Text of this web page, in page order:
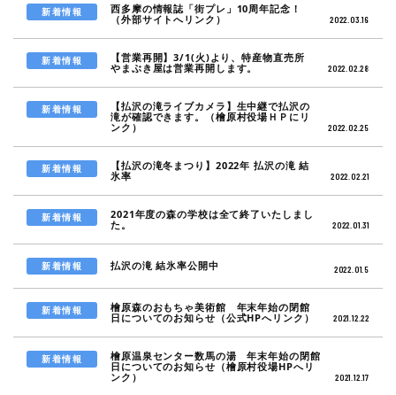
新着情報
西多摩の情報誌「街プレ」10周年記念！
（外部サイトへリンク）
2022.03.16
新着情報
【営業再開】3/1(火)より、特産物直売所
やまぶき屋は営業再開します。
2022.02.28
新着情報
【払沢の滝ライブカメラ】生中継で払沢の
滝が確認できます。（檜原村役場ＨＰにリ
ンク）
2022.02.25
新着情報
【払沢の滝冬まつり】2022年 払沢の滝 結
氷率
2022.02.21
新着情報
2021年度の森の学校は全て終了いたしまし
た。
2022.01.31
新着情報 払沢の滝 結氷率公開中 2022.01.5
新着情報
檜原森のおもちゃ美術館 年末年始の閉館
日についてのお知らせ（公式HPへリンク）
2021.12.22
新着情報
檜原温泉センター数馬の湯 年末年始の閉館
日についてのお知らせ（檜原村役場HPへリ
ンク）
2021.12.17